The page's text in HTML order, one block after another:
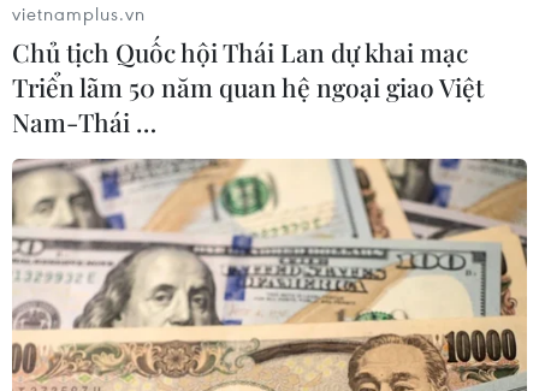
Đề phòng khả năng xảy ra lốc, sét và gió
vietnamplus.vn
Chủ tịch Quốc hội Thái Lan dự khai mạc
Triển lãm 50 năm quan hệ ngoại giao Việt
Nam-Thái …